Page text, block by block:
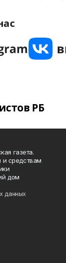
РБ
газета.
и средствам
дом
данных